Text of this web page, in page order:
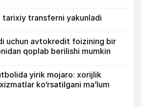
tarixiy transferni yakunladi
uchun avtokredit foizining bir
qoplab berilishi mumkin
yirik mojaro: xorijlik
ko‘rsatilgani ma’lum